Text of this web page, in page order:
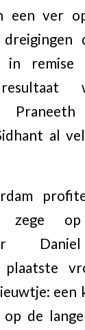
een ver
in remise
al
zege
plaatste
op de